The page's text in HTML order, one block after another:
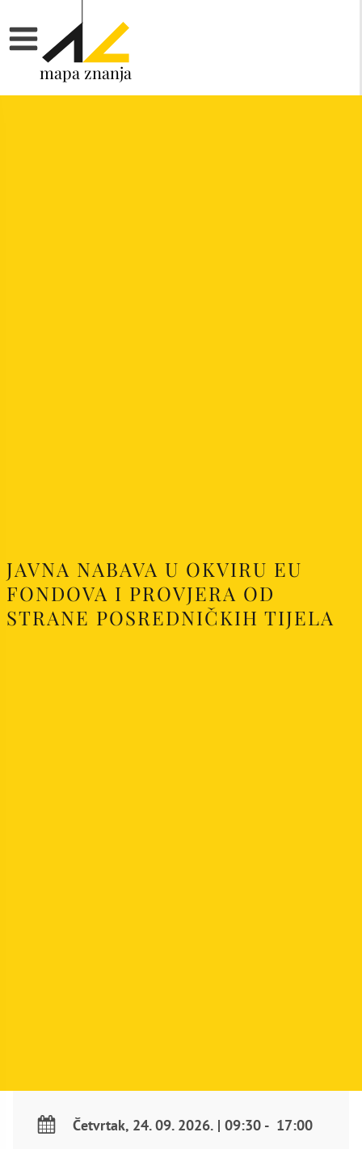
mapa znanja
JAVNA NABAVA U OKVIRU EU
FONDOVA I PROVJERA OD
STRANE POSREDNIČKIH TIJELA
Četvrtak, 24. 09. 2026. | 09:30 - 17:00